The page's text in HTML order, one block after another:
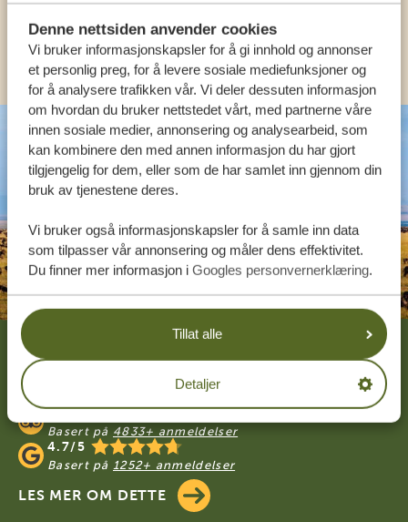
Denne nettsiden anvender cookies
Vi bruker informasjonskapsler for å gi innhold og annonser
et personlig preg, for å levere sosiale mediefunksjoner og
for å analysere trafikken vår. Vi deler dessuten informasjon
om hvordan du bruker nettstedet vårt, med partnerne våre
innen sosiale medier, annonsering og analysearbeid, som
kan kombinere den med annen informasjon du har gjort
tilgjengelig for dem, eller som de har samlet inn gjennom din
bruk av tjenestene deres.
Vi bruker også informasjonskapsler for å samle inn data
som tilpasser vår annonsering og måler dens effektivitet.
Du finner mer informasjon i Googles personvernerklæring.
Tillat alle
Detaljer
ANDRE LAND
Footer
VÅRE KUNDER ANBEFALER TANZANIA
SPECIALIST
4.9/5
Basert på 4833+ anmeldelser
4.7/5
Basert på 1252+ anmeldelser
LES MER OM DETTE